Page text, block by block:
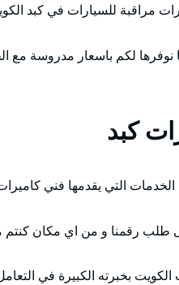
مراقبة للسيارات في كبد
نوفرها لكم باسعار مدروسة مع
كبد
التي يقدمها فني
طلب رقمنا و من اي مكان
بخبرته الكبيرة في